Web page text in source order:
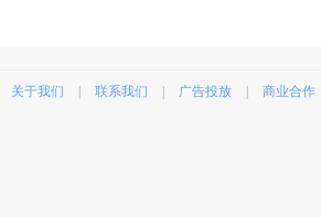
关于我们 联系我们 广告投放 商业合作